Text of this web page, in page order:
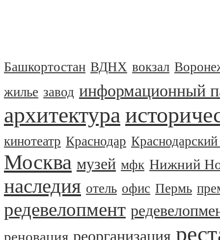
Башкортостан ВДНХ вокзал
жилье завод информационный
архитектура
кинотеатр Краснодар
Москва музей мфк Нижний
наследия отель офис Пермь
редевелопмент
реновация реорганизация